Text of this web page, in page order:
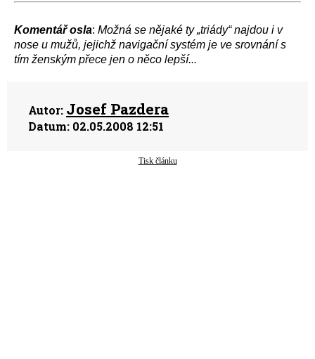
Komentář osla: Možná se nějaké ty „triády“ najdou i v
nose u mužů, jejichž navigační systém je ve srovnání s
tím ženským přece jen o něco lepší...
Autor: Josef Pazdera
Datum: 02.05.2008 12:51
Tisk článku